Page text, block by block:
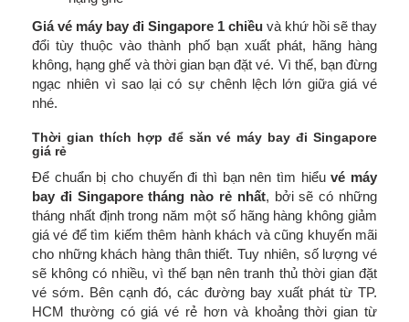
Giá vé máy bay đi Singapore 1 chiều và khứ hồi sẽ thay
đổi tùy thuộc vào thành phố bạn xuất phát, hãng hàng
không, hạng ghế và thời gian bạn đặt vé. Vì thế, bạn đừng
ngạc nhiên vì sao lại có sự chênh lệch lớn giữa giá vé
nhé.
Thời gian thích hợp để săn vé máy bay đi Singapore
giá rẻ
Để chuẩn bị cho chuyến đi thì bạn nên tìm hiểuvé máy
bay đi Singapore tháng nào rẻ nhất, bởi sẽ có những
tháng nhất định trong năm một số hãng hàng không giảm
giá vé để tìm kiếm thêm hành khách và cũng khuyến mãi
cho những khách hàng thân thiết. Tuy nhiên, số lượng vé
sẽ không có nhiều, vì thế bạn nên tranh thủ thời gian đặt
vé sớm. Bên cạnh đó, các đường bay xuất phát từ TP.
HCM thường có giá vé rẻ hơn và khoảng thời gian từ